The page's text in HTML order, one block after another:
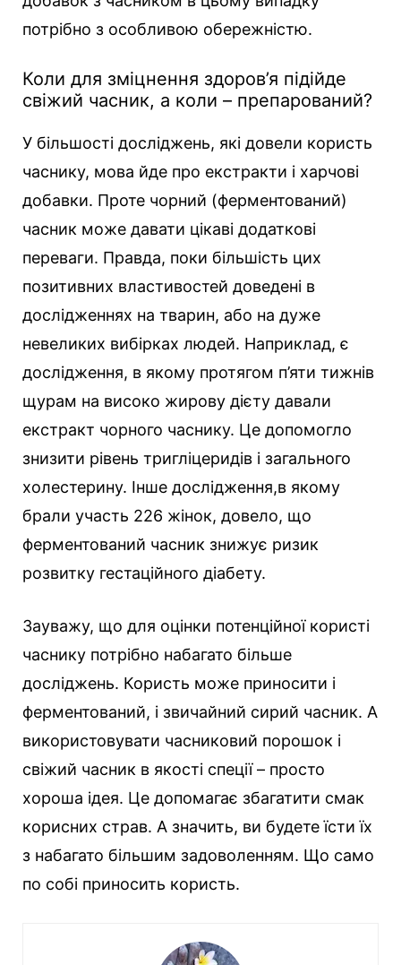
потрібно з особливою обережністю.
Коли для зміцнення здоров’я підійде
свіжий часник, а коли – препарований?
У більшості досліджень, які довели користь
часнику, мова йде про екстракти і харчові
добавки. Проте чорний (ферментований)
часник може давати цікаві додаткові
переваги. Правда, поки більшість цих
позитивних властивостей доведені в
дослідженнях на тварин, або на дуже
невеликих вибірках людей. Наприклад, є
дослідження, в якому протягом п’яти тижнів
щурам на високо жирову дієту давали
екстракт чорного часнику. Це допомогло
знизити рівень тригліцеридів і загального
холестерину. Інше дослідження,в якому
брали участь 226 жінок, довело, що
ферментований часник знижує ризик
розвитку гестаційного діабету.
Зауважу, що для оцінки потенційної користі
часнику потрібно набагато більше
досліджень. Користь може приносити і
ферментований, і звичайний сирий часник. А
використовувати часниковий порошок і
свіжий часник в якості спеції – просто
хороша ідея. Це допомагає збагатити смак
корисних страв. А значить, ви будете їсти їх
з набагато більшим задоволенням. Що само
по собі приносить користь.